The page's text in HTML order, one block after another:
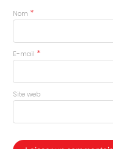
Nom *
E-mail *
Site web